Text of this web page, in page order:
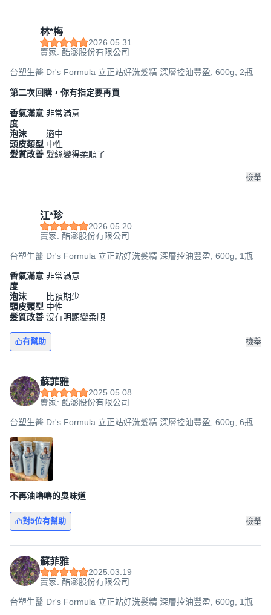
林*梅
2026.05.31
賣家: 酷澎股份有限公司
台塑生醫 Dr's Formula 立正站好洗髮精 深層控油豐盈, 600g, 2瓶
第二次回購，你有指定要再買
香氣滿意
度
非常滿意
泡沫
適中
頭皮類型 中性
髮質改善 髮絲變得柔順了
檢舉
江*珍
2026.05.20
賣家: 酷澎股份有限公司
台塑生醫 Dr's Formula 立正站好洗髮精 深層控油豐盈, 600g, 1瓶
香氣滿意
度
非常滿意
泡沫
比預期少
頭皮類型 中性
髮質改善 沒有明顯變柔順
有幫助 檢舉
蘇菲雅
2025.05.08
賣家: 酷澎股份有限公司
台塑生醫 Dr's Formula 立正站好洗髮精 深層控油豐盈, 600g, 6瓶
不再油嚕嚕的臭味道
對5位有幫助 檢舉
蘇菲雅
2025.03.19
賣家: 酷澎股份有限公司
台塑生醫 Dr's Formula 立正站好洗髮精 深層控油豐盈, 600g, 1瓶